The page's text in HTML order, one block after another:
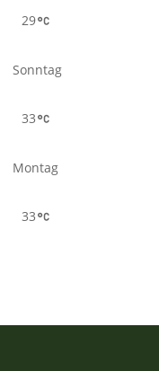
29
Sonntag
33
Montag
33